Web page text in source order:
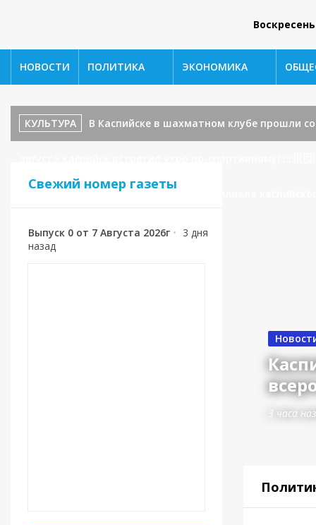
НОВОСТИ ПОЛИТИКА ЭКОНОМИКА
КУЛЬТУРА В Каспийске в шахматном клубе прошли
Каспийска поступило обращение от филиала
Свежий номер газеты
Выпуск 0 от 7 Августа 2026г • 3 дня
назад
3 часа